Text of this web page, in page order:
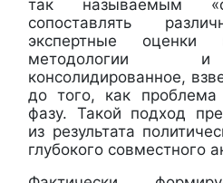
так называемым
сопоставлять
экспертные
методологии и
консолидированное,
до того, как
фазу. Такой подход
из результата
глубокого совместного